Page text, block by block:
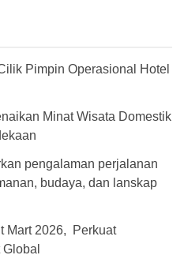
Pimpin Operasional Hotel
Minat Wisata Domestik
pengalaman perjalanan
budaya, dan lanskap
Mart 2026, Perkuat